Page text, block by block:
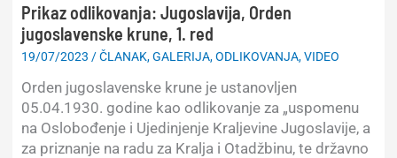
Prikaz odlikovanja: Jugoslavija, Orden
jugoslavenske krune, 1. red
19/07/2023 /ČLANAK,GALERIJA,ODLIKOVANJA,VIDEO
Orden jugoslavenske krune je ustanovljen
05.04.1930. godine kao odlikovanje za „uspomenu
na Oslobođenje i Ujedinjenje Kraljevine Jugoslavije, a
za priznanje na radu za Kralja i Otadžbinu, te državno